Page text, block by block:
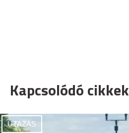
Kapcsolódó cikkek
UTAZÁS